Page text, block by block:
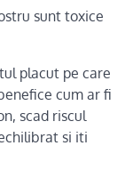
sunt toxice
placut pe care
cum ar fi
scad riscul
si iti